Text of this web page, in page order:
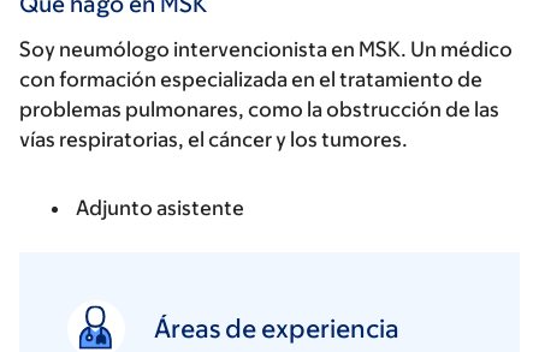
Soy neumólogo intervencionista en MSK. Un médico
con formación especializada en el tratamiento de
problemas pulmonares, como la obstrucción de las
vías respiratorias, el cáncer y los tumores.
Adjunto asistente
Áreas de experiencia